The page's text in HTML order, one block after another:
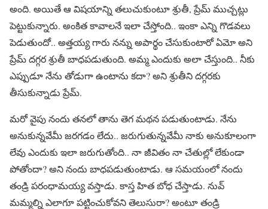
అంది. అయితే ఆ విషయాన్ని తలుచుకుంటూ శ్రుతీ, ప్రేమ్ ముచ్చట్లు
పెట్టుకున్నారు. అంకిత కావాలనే ఇలా చేస్తోంది.. ఇంకా ఎన్ని గొడవలు
పెడుతుందో.. అత్తయ్య గారు నన్ను అపార్థం చేసుకుంటారో ఏమో అని
ప్రేమ్ దగ్గర శ్రుతీ బాధపడుతుంది. అమ్మ ఎందుకు అలా చేస్తుంది.. నీకు
ఎప్పుడూ నేను తోడుగా ఉంటాను కదా? అని శ్రుతీని దగ్గరకు
తీసుకున్నాడు ప్రేమ్.
మరో వైపు నందు తనలో తాను తెగ మథన పడుతుంటాడు. నేను
అనుకున్నవేమీ జరగడం లేదు.. జరుగుతున్నవేమీ నాకు అనుకూలంగా
లేవు ఎందుకు ఇలా జరుగుతోంది.. నా జీవితం నా చేతుల్లో లేకుండా
పోతోందా? అని నందు బాధపడుతుంటాడు. ఆ సమయంలో నందు
తండ్రి పరంధామయ్య వస్తాడు. కాస్త హిత బోధ చేస్తాడు. నువ్
మమ్మల్ని ఎలాగూ పట్టించుకోవని తెలుసురా? అంటూ తండ్రి